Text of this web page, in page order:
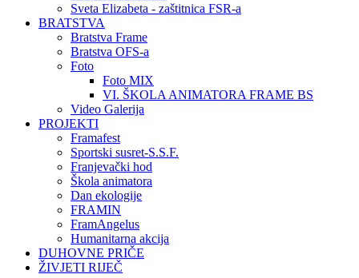
Sveta Elizabeta - zaštitnica FSR-a
BRATSTVA
Bratstva Frame
Bratstva OFS-a
Foto
Foto MIX
VI. ŠKOLA ANIMATORA FRAME BS
Video Galerija
PROJEKTI
Framafest
Sportski susret-S.S.F.
Franjevački hod
Škola animatora
Dan ekologije
FRAMIN
FramAngelus
Humanitarna akcija
DUHOVNE PRIČE
ŽIVJETI RIJEČ